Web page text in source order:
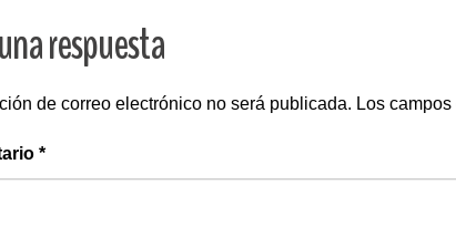
respuesta
de correo electrónico no será publicada. Los
*